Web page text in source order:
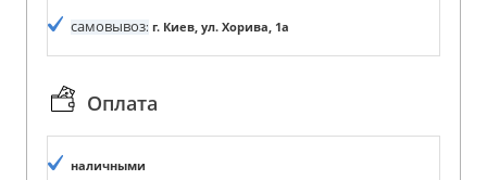
самовывоз: г. Киев, ул. Хорива, 1а
Оплата
наличными